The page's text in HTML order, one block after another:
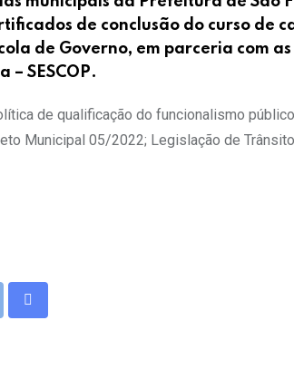
de conclusão do curso de
de Governo, em parceria com as
– SESCOP.
de qualificação do funcionalismo
Municipal 05/2022; Legislação de